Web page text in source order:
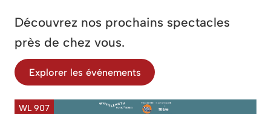
Découvrez nos prochains spectacles
près de chez vous.
Explorer les événements
WL 907